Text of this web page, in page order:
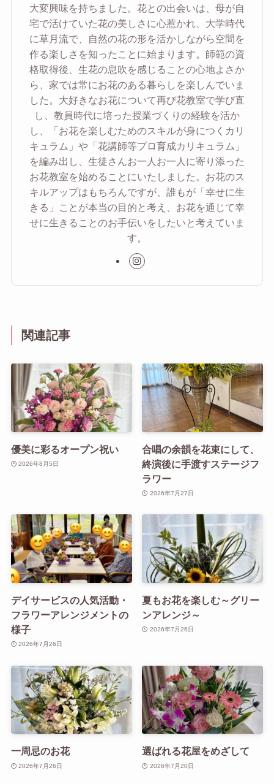
大変興味を持ちました。花との出会いは、母が自
宅で活けていた花の美しさに心惹かれ、大学時代
に草月流で、自然の花の形を活かしながら空間を
作る楽しさを知ったことに始まります。師範の資
格取得後、生花の息吹を感じることの心地よさか
ら、家では常にお花のある暮らしを楽しんでいま
した。大好きなお花について再び花教室で学び直
し、教員時代に培った授業づくりの経験を活か
し、「お花を楽しむためのスキルが身につくカリ
キュラム」や「花講師等プロ育成カリキュラム」
を編み出し、生徒さんお一人お一人に寄り添った
お花教室を始めることにいたしました。お花のス
キルアップはもちろんですが、誰もが「幸せに生
きる」ことが本当の目的と考え、お花を通じて幸
せに生きることのお手伝いをしたいと考えていま
す。
関連記事
優美に彩るオープン祝い
2026年8月5日
合唱の余韻を花束にして、
終演後に手渡すステージフ
ラワー
2026年7月27日
デイサービスの人気活動・
フラワーアレンジメントの
様子
2026年7月26日
夏もお花を楽しむ～グリー
ンアレンジ～
2026年7月26日
一周忌のお花
2026年7月26日
選ばれる花屋をめざして
2026年7月20日